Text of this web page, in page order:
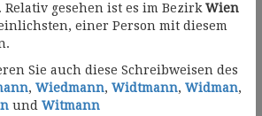
. Relativ gesehen ist es im Bezirk Wien
einer Person mit diesem
Sie auch diese Schreibweisen des
, Wiedmann, Widtmann, Widman,
und Witmann